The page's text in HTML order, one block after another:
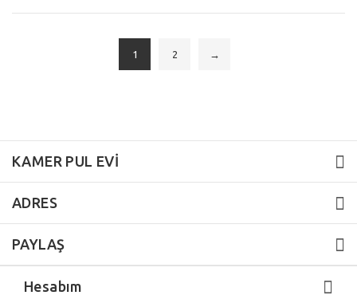
1 2 →
KAMER PUL EVİ
ADRES
PAYLAŞ
Hesabım